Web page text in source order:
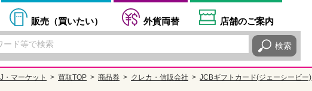
販売（買いたい） 外貨両替 店舗のご案内
検索
・マーケット 買取TOP 商品券 クレカ・信販会社 JCBギフトカード(ジェーシービー)